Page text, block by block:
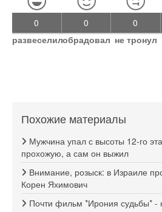
0
развеселил
0
обрадовал
0
не тронул
Похожие материалы
Мужчина упал с высоты 12-го
прохожую, а сам он выжил
Внимание, розыск: в Израиле
Корен Яхимович
Почти фильм *Ирония судьбы* -